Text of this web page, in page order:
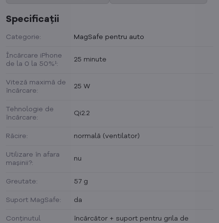
Specificații
Categorie: MagSafe pentru auto
Încărcare iPhone
de la 0 la 50%¹:
25 minute
Viteză maximă de
încărcare:
25 W
Tehnologie de
încărcare:
Qi2.2
Răcire: normală (ventilator)
Utilizare în afara
mașinii?:
nu
Greutate: 57 g
Suport MagSafe: da
Conținutul
încărcător + suport pentru grila de